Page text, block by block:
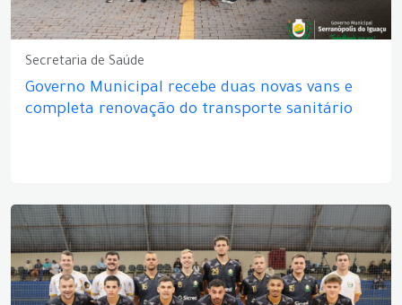
Secretaria de Saúde
Governo Municipal recebe duas novas vans e
completa renovação do transporte sanitário